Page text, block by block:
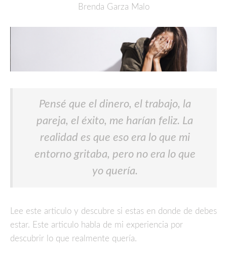
Brenda Garza Malo
Pensé que el dinero, el trabajo, la
pareja, el éxito, me harían feliz. La
realidad es que eso era lo que mi
entorno gritaba, pero no era lo que
yo quería.
Lee este articulo y descubre si estas en donde de debes
estar. Este articulo habla de mi experiencia por
descubrir lo que realmente quería.